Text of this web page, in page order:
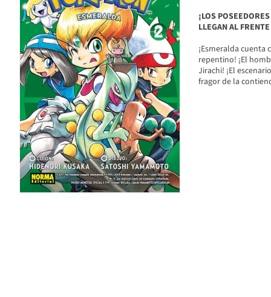
¡LOS
LLEGAN AL
¡Esmeralda
repentino! ¡El
Jirachi! ¡El
fragor de la